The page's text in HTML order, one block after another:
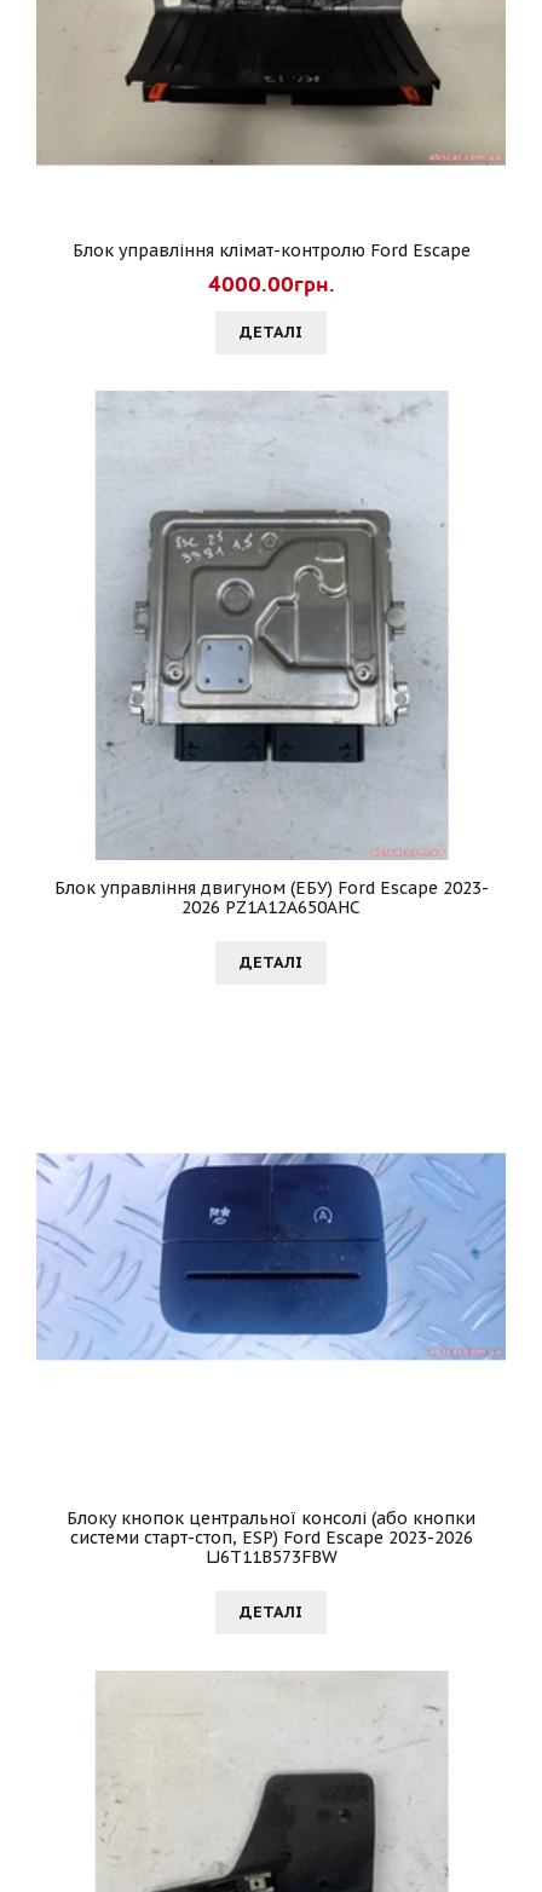
Блок управління клімат-контролю Ford Escape
4000.00грн.
ДЕТАЛI
Блок управління двигуном (ЕБУ) Ford Escape 2023-
2026 PZ1A12A650AHC
ДЕТАЛI
Блоку кнопок центральної консолі (або кнопки
системи старт-стоп, ESP) Ford Escape 2023-2026
LJ6T11B573FBW
ДЕТАЛI